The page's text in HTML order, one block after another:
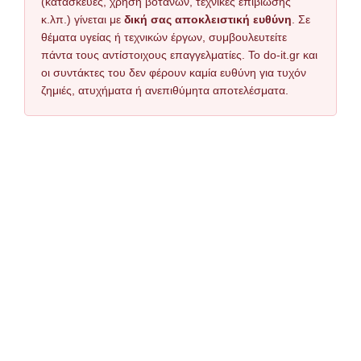
κ.λπ.) γίνεται με δική σας αποκλειστική ευθύνη . Σε
θέματα υγείας ή τεχνικών έργων, συμβουλευτείτε
πάντα τους αντίστοιχους επαγγελματίες. Το do-it.gr και
οι συντάκτες του δεν φέρουν καμία ευθύνη για τυχόν
ζημιές, ατυχήματα ή ανεπιθύμητα αποτελέσματα.